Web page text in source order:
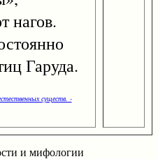
нагов.
Гаруда.
существ. -
и мифологии